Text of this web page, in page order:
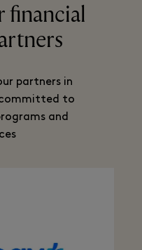
financial
partners in
committed to
and